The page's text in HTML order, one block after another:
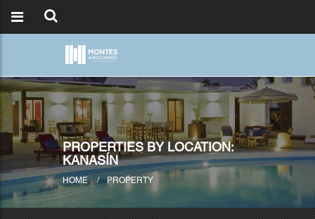
PROPERTIES BY LOCATION:
KANASÍN
HOME PROPERTY